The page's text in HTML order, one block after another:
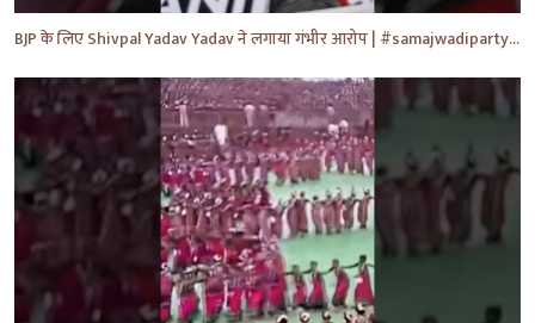
BJP के लिए Shivpal Yadav Yadav ने लगाया गंभीर आरोप | #samajwadiparty | Akhilesh Yadav | #shorts #yt